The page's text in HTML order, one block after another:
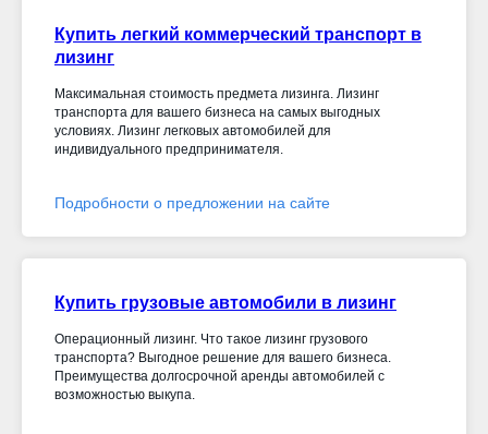
Купить легкий коммерческий транспорт в
лизинг
Максимальная стоимость предмета лизинга. Лизинг
транспорта для вашего бизнеса на самых выгодных
условиях. Лизинг легковых автомобилей для
индивидуального предпринимателя.
Подробности о предложении на сайте
Купить грузовые автомобили в лизинг
Операционный лизинг. Что такое лизинг грузового
транспорта? Выгодное решение для вашего бизнеса.
Преимущества долгосрочной аренды автомобилей с
возможностью выкупа.